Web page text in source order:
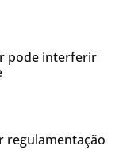
pode interferir
regulamentação